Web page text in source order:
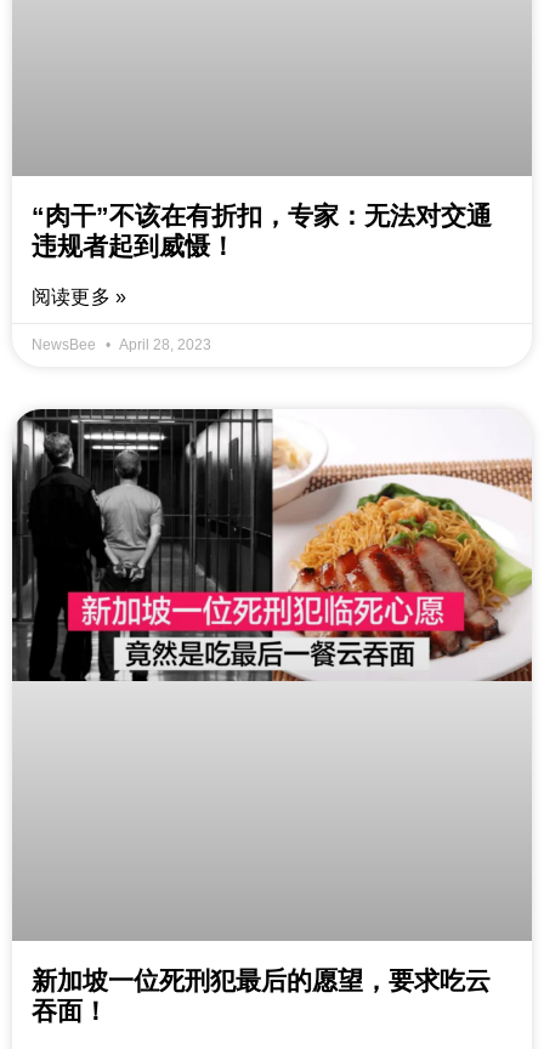
“肉干”不该在有折扣，专家：无法对交通
违规者起到威慑！
阅读更多 »
NewsBee April 28, 2023
新加坡一位死刑犯最后的愿望，要求吃云
吞面！